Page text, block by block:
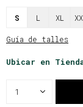
S L XL
Guía de talles
Ubicar en
1